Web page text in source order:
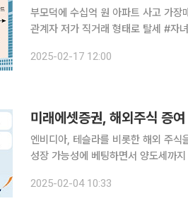
부모덕에 수십억 원 아파트 사고 가장
관계자 저가 직거래 형태로 탈세 #자녀 A 씨는 시세가 본인 소득의 수십 배에 달해 자력으로 취득이
하기 얼마 전 고액의 배당금을 받고,
2025-02-17 12:00
미래에셋증권, 해외주식 증
엔비디아, 테슬라를 비롯한 해외 주
성장 가능성에 베팅하면서 양도세까지 절감하기 위
고 4일 밝혔다. 해외주식 증여 고객
2025-02-04 10:33